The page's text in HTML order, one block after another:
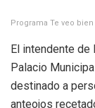
Programa Te veo bien
El intendente de
Palacio
destinado a
anteojos